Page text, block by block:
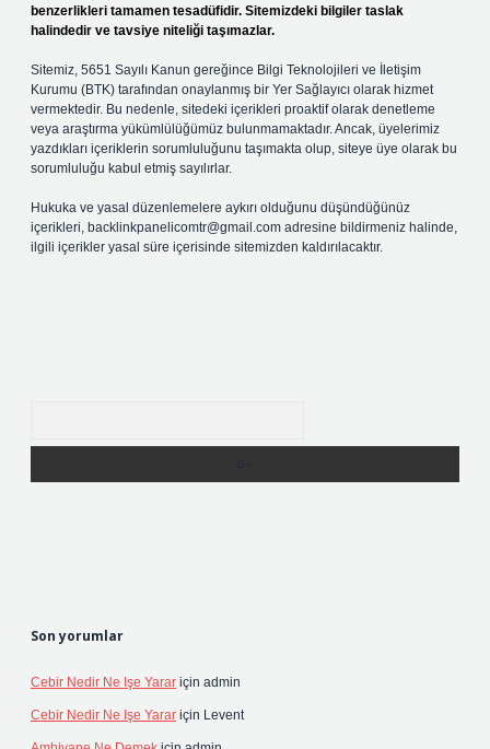
benzerlikleri tamamen tesadüfidir. Sitemizdeki bilgiler taslak
halindedir ve tavsiye niteliği taşımazlar.
Sitemiz, 5651 Sayılı Kanun gereğince Bilgi Teknolojileri ve İletişim
Kurumu (BTK) tarafından onaylanmış bir Yer Sağlayıcı olarak hizmet
vermektedir. Bu nedenle, sitedeki içerikleri proaktif olarak denetleme
veya araştırma yükümlülüğümüz bulunmamaktadır. Ancak, üyelerimiz
yazdıkları içeriklerin sorumluluğunu taşımakta olup, siteye üye olarak bu
sorumluluğu kabul etmiş sayılırlar.
Hukuka ve yasal düzenlemelere aykırı olduğunu düşündüğünüz
içerikleri, backlinkpanelicomtr@gmail.com adresine bildirmeniz halinde,
ilgili içerikler yasal süre içerisinde sitemizden kaldırılacaktır.
Son yorumlar
Cebir Nedir Ne Işe Yarar için admin
Cebir Nedir Ne Işe Yarar için Levent